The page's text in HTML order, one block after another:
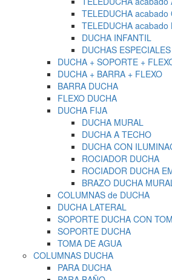
TELEDUCHA acabado
TELEDUCHA acabado
DUCHA INFANTIL
DUCHAS ESPECIALES
DUCHA + SOPORTE +
DUCHA + BARRA + FLEXO
BARRA DUCHA
FLEXO DUCHA
DUCHA FIJA
DUCHA MURAL
DUCHA A TECHO
DUCHA CON
ROCIADOR DUCHA
ROCIADOR DUCHA
BRAZO DUCHA
COLUMNAS de DUCHA
DUCHA LATERAL
SOPORTE DUCHA CON
SOPORTE DUCHA
TOMA DE AGUA
COLUMNAS DUCHA
PARA DUCHA